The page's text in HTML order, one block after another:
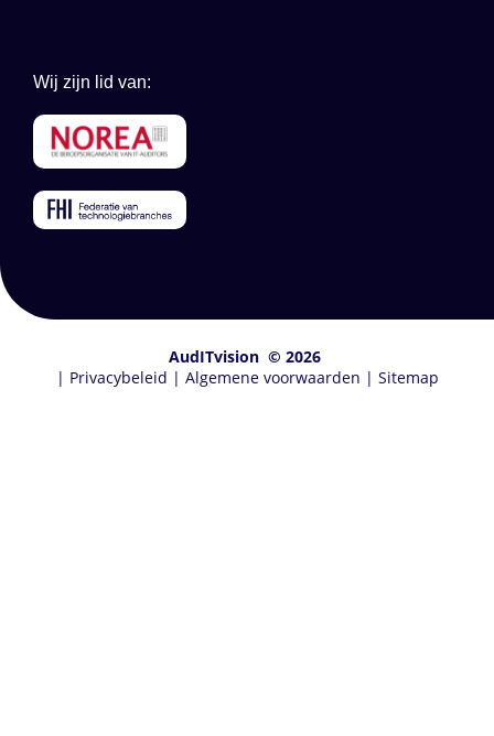
Wij zijn lid van:
AudITvision © 2026
| Privacybeleid | Algemene voorwaarden | Sitemap